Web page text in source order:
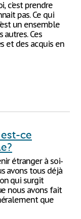
c’est prendre
pas. Ce qui
un ensemble
Ces
et des acquis en
ce
étranger à soi-
avons tous déjà
qui surgit
nous avons fait
que